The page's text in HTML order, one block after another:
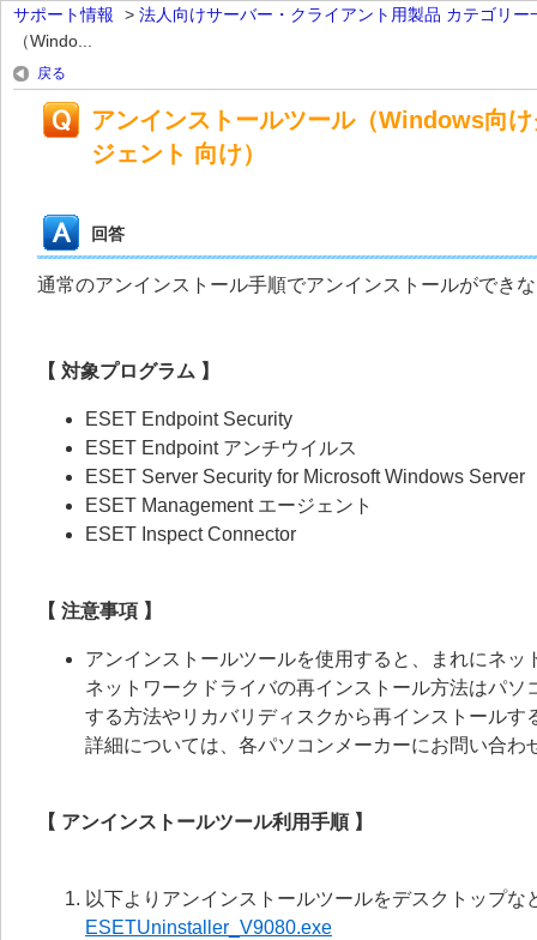
サポート情報 > 法人向けサーバー・クライアント用製品 カテゴリー
（Windo...
戻る
アンインストールツール（Windows向
ジェント 向け）
回答
通常のアンインストール手順でアンインストールができ
【 対象プログラム 】
ESET Endpoint Security
ESET Endpoint アンチウイルス
ESET Server Security for Microsoft Windows Server
ESET Management エージェント
ESET Inspect Connector
【 注意事項 】
アンインストールツールを使用すると、まれにネ
ネットワークドライバの再インストール方法はパ
する方法やリカバリディスクから再インストールす
詳細については、各パソコンメーカーにお問い合わ
【 アンインストールツール利用手順 】
以下よりアンインストールツールをデスクトップな
ESETUninstaller_V9080.exe